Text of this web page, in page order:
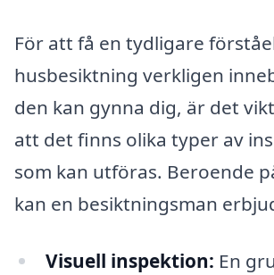
För att få en tydligare
husbesiktning verkligen
den kan gynna dig, är det
att det finns olika typer av
som kan utföras. Beroende
kan en besiktningsman
Visuell inspektion: En